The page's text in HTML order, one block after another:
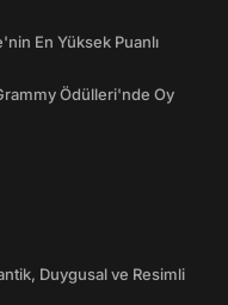
En Yüksek Puanlı
Ödülleri'nde Oy
Duygusal ve Resimli